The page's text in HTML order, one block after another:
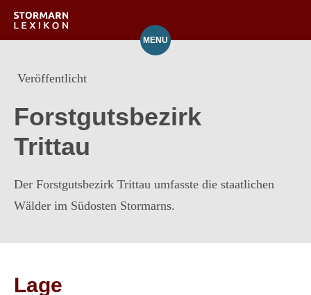
MENU
Über das Lexikon
Veröffentlicht
Forstgutsbezirk
Trittau
Der Forstgutsbezirk Trittau umfasste die staatlichen
Wälder im Südosten Stormarns.
Lage